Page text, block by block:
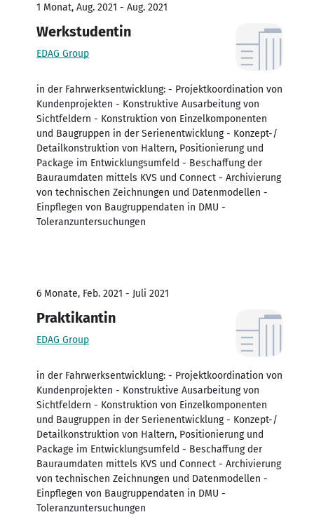
1 Monat, Aug. 2021 - Aug. 2021
Werkstudentin
EDAG Group
in der Fahrwerksentwicklung: - Projektkoordination von
Kundenprojekten - Konstruktive Ausarbeitung von
Sichtfeldern - Konstruktion von Einzelkomponenten
und Baugruppen in der Serienentwicklung - Konzept-/
Detailkonstruktion von Haltern, Positionierung und
Package im Entwicklungsumfeld - Beschaffung der
Bauraumdaten mittels KVS und Connect - Archivierung
von technischen Zeichnungen und Datenmodellen -
Einpflegen von Baugruppendaten in DMU -
Toleranzuntersuchungen
6 Monate, Feb. 2021 - Juli 2021
Praktikantin
EDAG Group
in der Fahrwerksentwicklung: - Projektkoordination von
Kundenprojekten - Konstruktive Ausarbeitung von
Sichtfeldern - Konstruktion von Einzelkomponenten
und Baugruppen in der Serienentwicklung - Konzept-/
Detailkonstruktion von Haltern, Positionierung und
Package im Entwicklungsumfeld - Beschaffung der
Bauraumdaten mittels KVS und Connect - Archivierung
von technischen Zeichnungen und Datenmodellen -
Einpflegen von Baugruppendaten in DMU -
Toleranzuntersuchungen